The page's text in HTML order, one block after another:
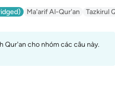
Ma'arif Al-Qur'an Tazkirul
Qur'an cho nhóm các câu này.